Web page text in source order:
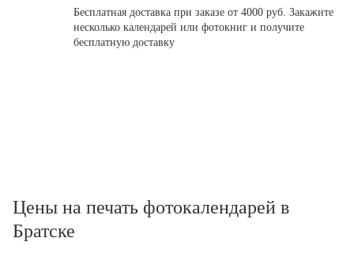
Бесплатная доставка при заказе от 4000 руб. Закажите
несколько календарей или фотокниг и получите
бесплатную доставку
Цены на печать фотокалендарей в
Братске